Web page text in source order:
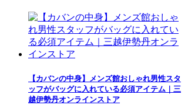
【カバンの中身】メンズ館おしゃれ男性スタ
ッフがバッグに入れている必須アイテム｜三
越伊勢丹オンラインストア